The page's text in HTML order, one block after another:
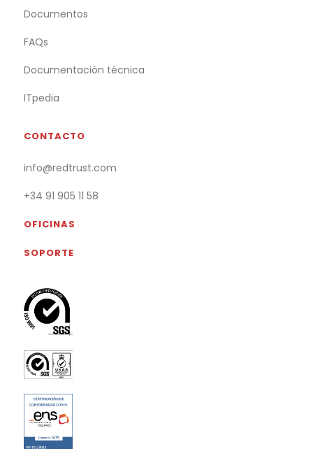
Documentos
FAQs
Documentación técnica
ITpedia
CONTACTO
info@redtrust.com
+34 91 905 11 58
OFICINAS
SOPORTE